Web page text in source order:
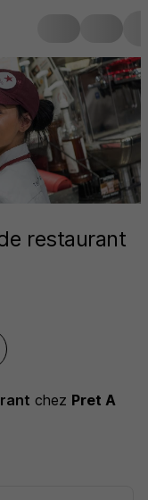
restaurant
chez Pret A